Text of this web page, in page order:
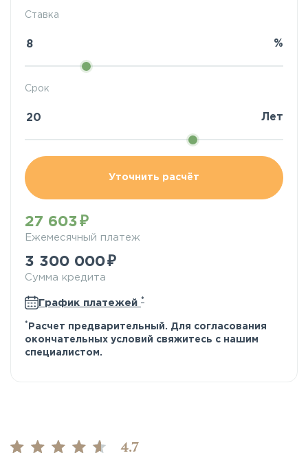
4.7
Ставка
%
Срок
Лет
Уточнить расчёт
27 603
Ежемесячный платеж
3 300 000
Сумма кредита
График платежей *
* Расчет предварительный. Для согласования
окончательных условий свяжитесь с нашим
специалистом.